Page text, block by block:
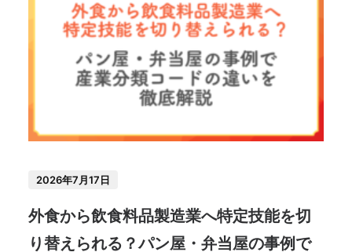
2026年7月17日
外食から飲食料品製造業へ特定技能を切
り替えられる？パン屋・弁当屋の事例で